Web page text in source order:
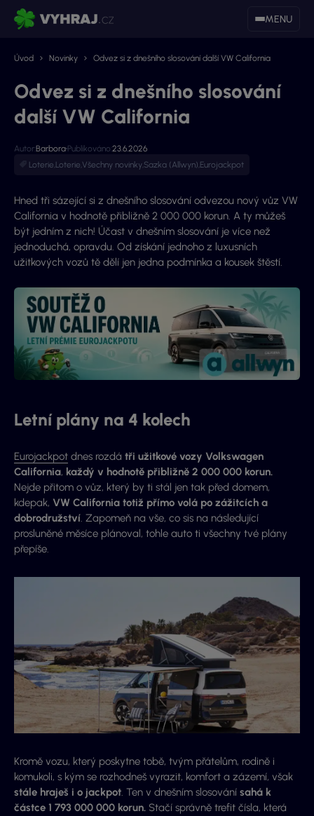
MENU
Úvod Novinky Odvez si z dnešního slosování další VW California
Odvez si z dnešního slosování
další VW California
Autor: Barbora Publikováno: 23.6.2026
Loterie,Loterie,Všechny novinky,Sazka (Allwyn),Eurojackpot
Hned tři sázející si z dnešního slosování odvezou nový vůz VW
California v hodnotě přibližně 2 000 000 korun. A ty můžeš
být jedním z nich! Účast v dnešním slosování je více než
jednoduchá, opravdu. Od získání jednoho z luxusních
užitkových vozů tě dělí jen jedna podmínka a kousek štěstí.
Letní plány na 4 kolech
Eurojackpot dnes rozdá tři užitkové vozy Volkswagen
California, každý v hodnotě přibližně 2 000 000 korun.
Nejde přitom o vůz, který by ti stál jen tak před domem,
kdepak, VW California totiž přímo volá po zážitcích a
dobrodružství. Zapomeň na vše, co sis na následující
prosluněné měsíce plánoval, tohle auto ti všechny tvé plány
přepíše.
Kromě vozu, který poskytne tobě, tvým přátelům, rodině i
komukoli, s kým se rozhodneš vyrazit, komfort a zázemí, však
stále hraješ i o jackpot. Ten v dnešním slosování sahá k
částce 1 793 000 000 korun. Stačí správně trefit čísla, která